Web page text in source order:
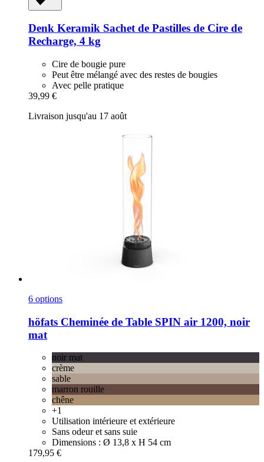
Denk Keramik Sachet de Pastilles de Cire de
Recharge, 4 kg
Cire de bougie pure
Peut être mélangé avec des restes de bougies
Avec pelle pratique
39,99 €
Livraison jusqu'au 17 août
6 options
höfats Cheminée de Table SPIN air 1200, noir
mat
noir mat
crème
sable
marron rouille
chêne
+1
Utilisation intérieure et extérieure
Sans odeur et sans suie
Dimensions : Ø 13,8 x H 54 cm
179,95 €